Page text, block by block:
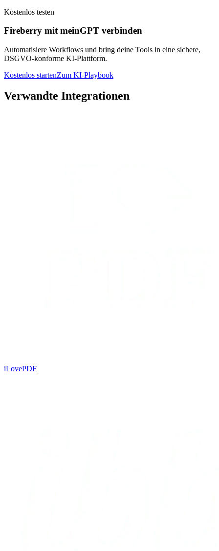
Kostenlos testen
Fireberry mit meinGPT verbinden
Automatisiere Workflows und bring deine Tools in eine sichere,
DSGVO-konforme KI-Plattform.
Kostenlos startenZum KI-Playbook
Verwandte Integrationen
iLovePDF